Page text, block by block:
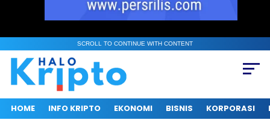
SCROLL TO CONTINUE WITH CONTENT
HOME INFO KRIPTO EKONOMI BISNIS KORPORASI